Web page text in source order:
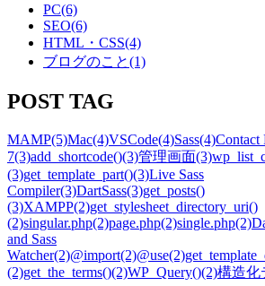
PC(6)
SEO(6)
HTML・CSS(4)
ブログのこと(1)
POST TAG
MAMP(5)Mac(4)VSCode(4)Sass(4)Contact
7(3)add_shortcode()(3)管理画面(3)
(3)get_template_part()(3)Live Sass
Compiler(3)DartSass(3)get_posts()
(3)XAMPP(2)get_stylesheet_directory_uri()
(2)singular.php(2)page.php(2)single.php(2)
and Sass
Watcher(2)@import(2)@use(2)
(2)get_the_terms()(2)WP_Query()(2)構造化